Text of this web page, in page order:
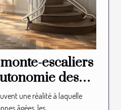
escaliers
des
une réalité à laquelle